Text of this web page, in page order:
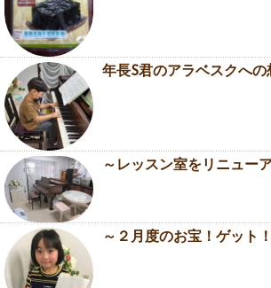
年長S君のアラベスクへの
～レッスン室をリニュー
～２月度のお宝！ゲット